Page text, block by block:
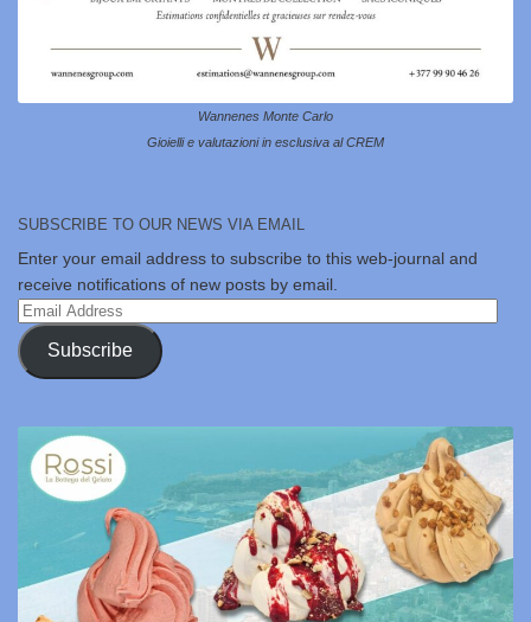
Wannenes Monte Carlo
Gioielli e valutazioni in esclusiva al CREM
SUBSCRIBE TO OUR NEWS VIA EMAIL
Enter your email address to subscribe to this web-journal and
receive notifications of new posts by email.
Email
Address
Subscribe